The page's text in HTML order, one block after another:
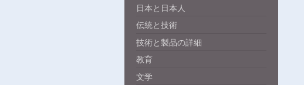
日本と日本人
伝統と技術
技術と製品の詳細
教育
文学